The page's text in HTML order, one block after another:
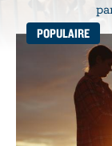
POPULAIRE